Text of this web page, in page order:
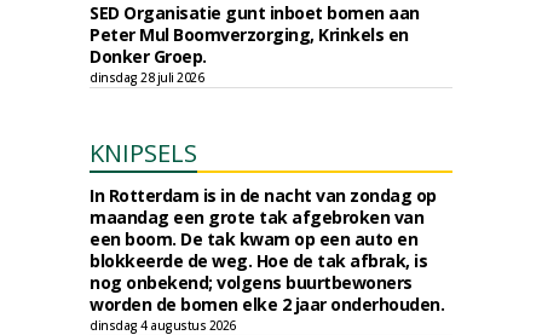
SED Organisatie gunt inboet bomen aan
Peter Mul Boomverzorging, Krinkels en
Donker Groep.
dinsdag 28 juli 2026
KNIPSELS
In Rotterdam is in de nacht van zondag op
maandag een grote tak afgebroken van
een boom. De tak kwam op een auto en
blokkeerde de weg. Hoe de tak afbrak, is
nog onbekend; volgens buurtbewoners
worden de bomen elke 2 jaar onderhouden.
dinsdag 4 augustus 2026